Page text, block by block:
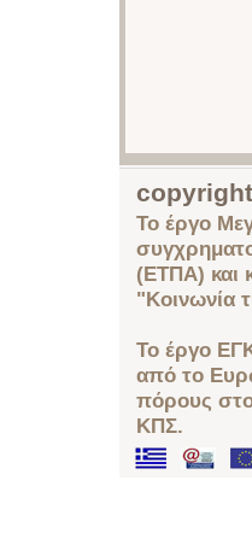
Το έργο
(ΕΤΠΑ) και
"Κοινωνία
Το έργο
από το
πόρους
ΚΠΣ.